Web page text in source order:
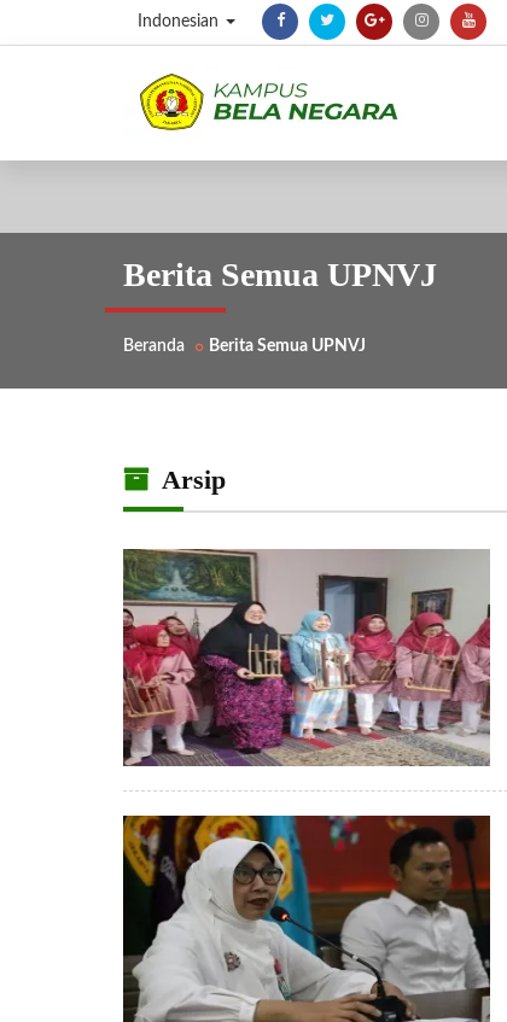
Indonesian
Berita Semua UPNVJ
Beranda Berita Semua UPNVJ
Arsip